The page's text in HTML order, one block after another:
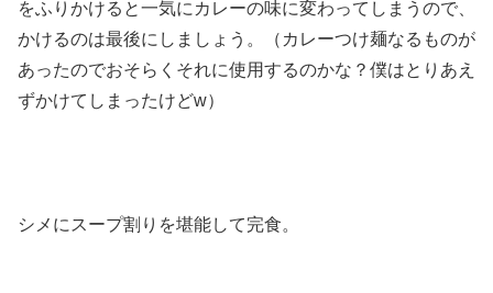
をふりかけると一気にカレーの味に変わってしまうので、
かけるのは最後にしましょう。（カレーつけ麺なるものが
あったのでおそらくそれに使用するのかな？僕はとりあえ
ずかけてしまったけどw）
シメにスープ割りを堪能して完食。